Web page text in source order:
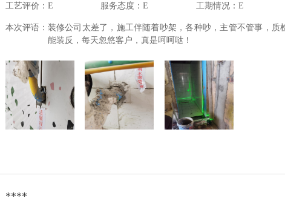
工艺评价：E 服务态度：E 工期情况：E
本次评语： 装修公司太差了，施工伴随着吵架，各种吵，主管不管事，
能装反，每天忽悠客户，真是呵呵哒！
****